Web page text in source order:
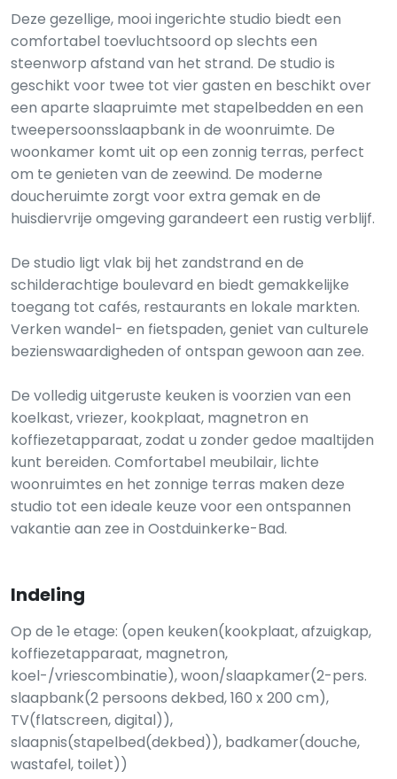
Deze gezellige, mooi ingerichte studio biedt een
comfortabel toevluchtsoord op slechts een
steenworp afstand van het strand. De studio is
geschikt voor twee tot vier gasten en beschikt over
een aparte slaapruimte met stapelbedden en een
tweepersoonsslaapbank in de woonruimte. De
woonkamer komt uit op een zonnig terras, perfect
om te genieten van de zeewind. De moderne
doucheruimte zorgt voor extra gemak en de
huisdiervrije omgeving garandeert een rustig verblijf.
De studio ligt vlak bij het zandstrand en de
schilderachtige boulevard en biedt gemakkelijke
toegang tot cafés, restaurants en lokale markten.
Verken wandel- en fietspaden, geniet van culturele
bezienswaardigheden of ontspan gewoon aan zee.
De volledig uitgeruste keuken is voorzien van een
koelkast, vriezer, kookplaat, magnetron en
koffiezetapparaat, zodat u zonder gedoe maaltijden
kunt bereiden. Comfortabel meubilair, lichte
woonruimtes en het zonnige terras maken deze
studio tot een ideale keuze voor een ontspannen
vakantie aan zee in Oostduinkerke-Bad.
Indeling
Op de 1e etage: (open keuken(kookplaat, afzuigkap,
koffiezetapparaat, magnetron,
koel-/vriescombinatie), woon/slaapkamer(2-pers.
slaapbank(2 persoons dekbed, 160 x 200 cm),
TV(flatscreen, digital)),
slaapnis(stapelbed(dekbed)), badkamer(douche,
wastafel, toilet))